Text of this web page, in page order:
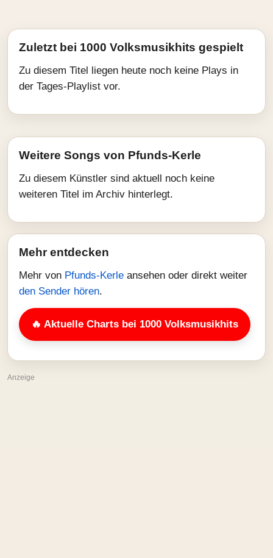
Zuletzt bei 1000 Volksmusikhits gespielt
Zu diesem Titel liegen heute noch keine Plays in
der Tages-Playlist vor.
Weitere Songs von Pfunds-Kerle
Zu diesem Künstler sind aktuell noch keine
weiteren Titel im Archiv hinterlegt.
Mehr entdecken
Mehr von Pfunds-Kerle ansehen oder direkt weiter
den Sender hören.
🔥 Aktuelle Charts bei 1000 Volksmusikhits
Anzeige